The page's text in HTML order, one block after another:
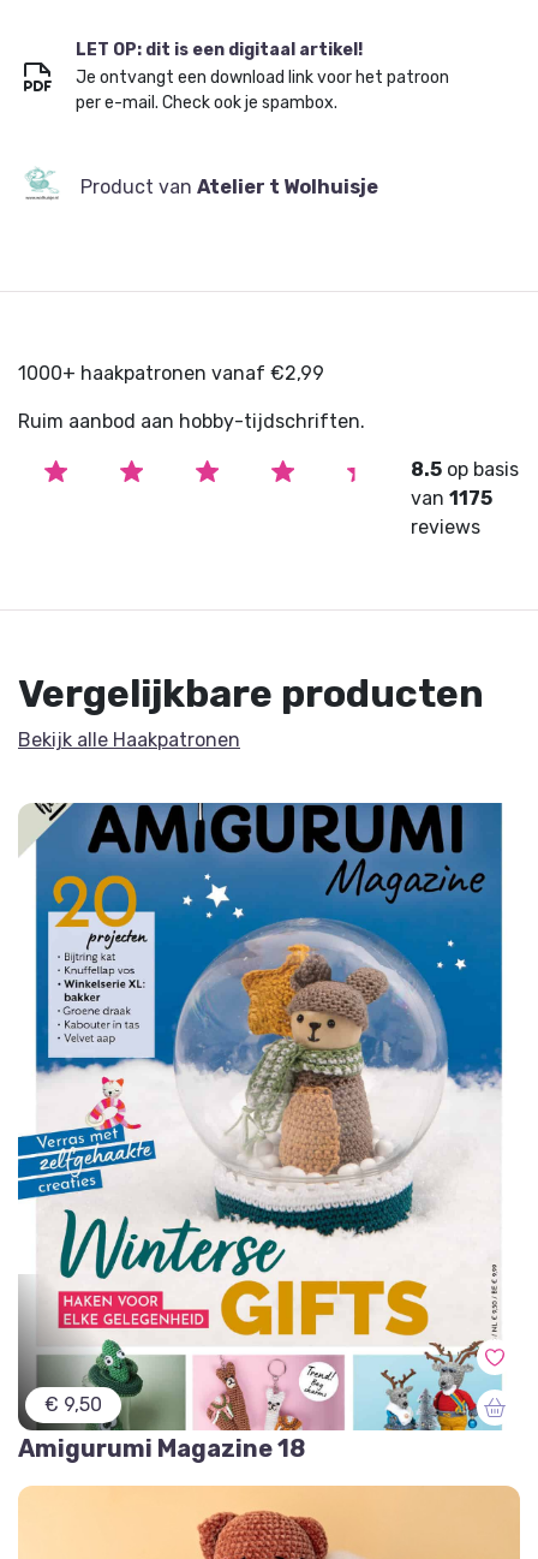
LET OP: dit is een digitaal artikel!
Je ontvangt een download link voor het patroon
per e-mail. Check ook je spambox.
Product van Atelier t Wolhuisje
1000+ haakpatronen vanaf €2,99
Ruim aanbod aan hobby-tijdschriften.
8.5 op basis
van1175
reviews
Vergelijkbare producten
Bekijk alle Haakpatronen
€ 9,50
Amigurumi Magazine 18